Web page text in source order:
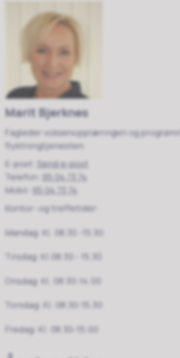
Marit Bjerknes
Fagleder voksenopplæringen og
flyktningtjenesten
E-post
Send e-post
Telefon 95 04 73 74
Mobil
95 04 73 74
Kontor- og treffetider:
Mandag: Kl. 08.30 -15.30
Tirsdag: Kl.08.30 - 15.30
Onsdag: Kl. 08.30-14.00
Torsdag: Kl. 08.30-15.30
Fredag: Kl. 08.30-15.00